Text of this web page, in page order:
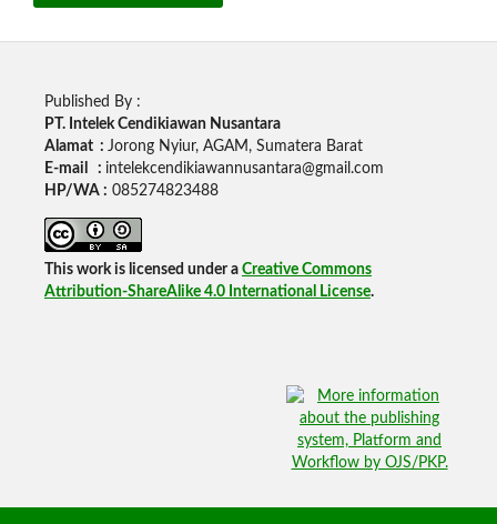
Published By :
PT. Intelek Cendikiawan Nusantara
Alamat : Jorong Nyiur, AGAM, Sumatera Barat
E-mail : intelekcendikiawannusantara@gmail.com
HP/WA : 085274823488
This work is licensed under a Creative Commons
Attribution-ShareAlike 4.0 International License.